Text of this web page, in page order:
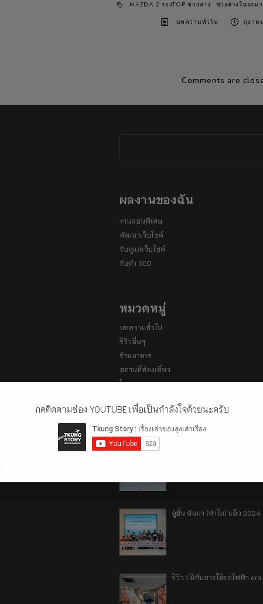
MAZDA 2 รองTOP ช่วงล่าง ช่วงล่างในรถม
บทความทั่วไป ตุลาค
Comments are
ผลงานของฉัน
งานสอนพิเศษ
พัฒนาเว็บไซต์
รับดูแลเว็บไซต์
รับทำ SEO
หมวดหมู่
บทความทั่วไป
รีวิวอื่นๆ
ร้านอาหาร
สถานที่ท่องเที่ยว
โรงแรม
เรื่องที่น่าสนใจ
อู่ฮั่น ฉันมา (ทำไม) แล้ว 2024
รีวิว 1 ปีกับการใช้รถไฟฟ้า
กดติดตามช่อง YOUTUBE เพื่อเป็นกำลังใจด้วยนะครับ